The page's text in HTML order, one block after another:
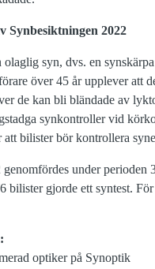
Synbesiktningen 2022
olaglig syn, dvs. en
över 45 år upplever att
de kan bli bländade av
synkontroller vid
att bilister bör kontrollera
under
bilister gjorde ett syntest.
optiker på Synoptik